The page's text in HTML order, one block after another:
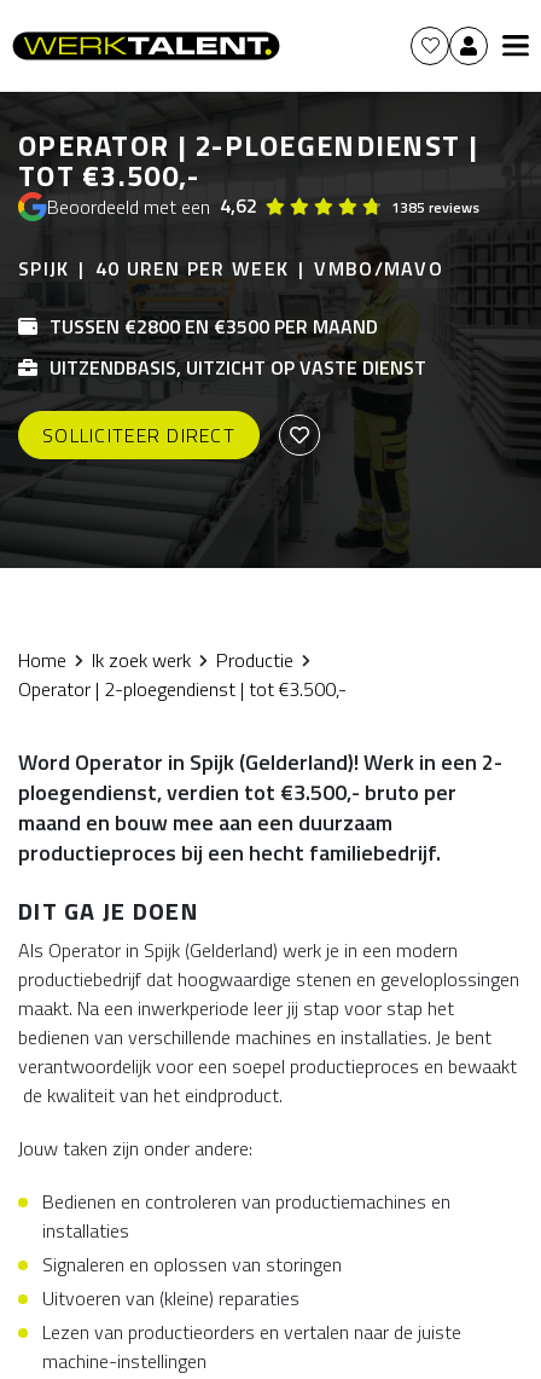
OPERATOR | 2-PLOEGENDIENST |
TOT €3.500,-
Beoordeeld met een 4,62 1385 reviews
SPIJK 40 UREN PER WEEK
VMBO/MAVO
TUSSEN €2800 EN €3500 PER MAAND
UITZENDBASIS, UITZICHT OP VASTE DIENST
SOLLICITEER DIRECT
Home Ik zoek werk
Productie
Operator | 2-ploegendienst | tot €3.500,-
Word Operator in Spijk (Gelderland)! Werk in een 2-
ploegendienst, verdien tot €3.500,- bruto per
maand en bouw mee aan een duurzaam
productieproces bij een hecht familiebedrijf.
DIT GA JE DOEN
Als Operator in Spijk (Gelderland) werk je in een modern
productiebedrijf dat hoogwaardige stenen en geveloplossingen
maakt. Na een inwerkperiode leer jij stap voor stap het
bedienen van verschillende machines en installaties. Je bent
verantwoordelijk voor een soepel productieproces en bewaakt
de kwaliteit van het eindproduct.
Jouw taken zijn onder andere:
Bedienen en controleren van productiemachines en
installaties
Signaleren en oplossen van storingen
Uitvoeren van (kleine) reparaties
Lezen van productieorders en vertalen naar de juiste
machine-instellingen